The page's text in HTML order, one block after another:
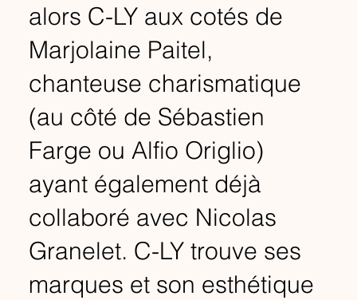
alors C-LY aux cotés de
Marjolaine Paitel,
chanteuse charismatique
(au côté de Sébastien
Farge ou Alfio Origlio)
ayant également déjà
collaboré avec Nicolas
Granelet. C-LY trouve ses
marques et son esthétique